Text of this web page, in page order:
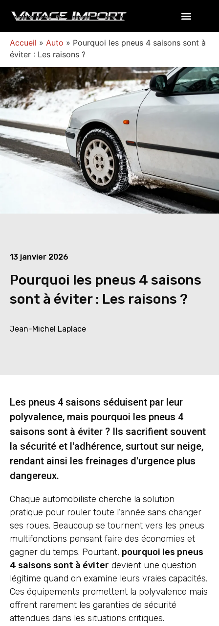
Accueil » Auto » Pourquoi les pneus 4 saisons sont à
éviter : Les raisons ?
13 janvier 2026
Pourquoi les pneus 4 saisons
sont à éviter : Les raisons ?
Jean-Michel Laplace
Les pneus 4 saisons séduisent par leur
polyvalence, mais pourquoi les pneus 4
saisons sont à éviter ? Ils sacrifient souvent
la sécurité et l'adhérence, surtout sur neige,
rendant ainsi les freinages d'urgence plus
dangereux.
Chaque automobiliste cherche la solution
pratique pour rouler toute l’année sans changer
ses roues. Beaucoup se tournent vers les pneus
multifonctions pensant faire des économies et
gagner du temps. Pourtant, pourquoi les pneus
4 saisons sont à éviter devient une question
légitime quand on examine leurs vraies capacités.
Ces équipements promettent la polyvalence mais
offrent rarement les garanties de sécurité
attendues dans les situations critiques.